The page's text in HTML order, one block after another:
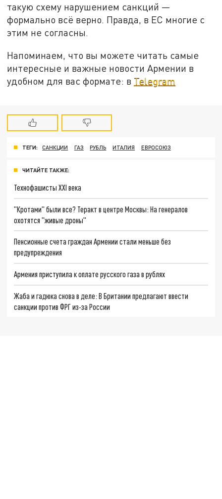
такую схему нарушением санкций —
формально всё верно. Правда, в ЕС многие с
этим не согласны.
Напоминаем, что вы можете читать самые
интересные и важные новости Армении в
удобном для вас формате: в Telegram
ТЕГИ: САНКЦИИ ГАЗ РУБЛЬ ИТАЛИЯ ЕВРОСОЮЗ
ЧИТАЙТЕ ТАКЖЕ:
Технофашисты XXI века
"Кротами" были все? Теракт в центре Москвы: На генералов
охотятся "живые дроны"
Пенсионные счета граждан Армении стали меньше без
предупреждения
Армения приступила к оплате русского газа в рублях
Жаба и гадюка снова в деле: В Британии предлагают ввести
санкции против ФРГ из-за России